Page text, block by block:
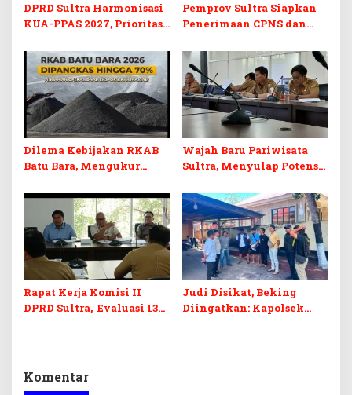
DPRD Sultra Harmonisasi
KUA-PPAS 2027, Prioritas
dan Pelunasan Utang
Infrastruktur
Pemprov Sultra Siapkan
Penerimaan CPNS dan
Desak Formasi Disabilitas
Dilema Kebijakan RKAB
Batu Bara, Mengukur
Penerimaan Negara dan
Kepastian Investasi
Wajah Baru Pariwisata
Sultra, Menyulap Potensi
Digital dan Penguatan
Ekraf
Rapat Kerja Komisi II
DPRD Sultra, Evaluasi 13
Judi Disikat, Beking
Diingatkan: Kapolsek
Komentar